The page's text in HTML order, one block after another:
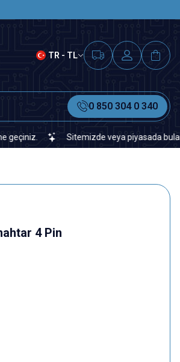
TR - TL
0 850 304 0 340
Sitemizde veya piyasada
4 Pin